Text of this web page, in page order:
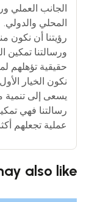
الجانب العملي
المحلي والدولي.
رؤيتنا أن نكون
ورسالتنا تمكين
حقيقية تؤهلهم
نكون الخيار
يسعى إلى تنمية
رسالتنا فهي
عملية تجعلهم
also like